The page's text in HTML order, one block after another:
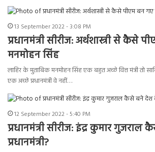
13 September 2022 - 3:08 PM
प्रधानमंत्री सीरीज: अर्थशास्त्री से कैसे
मनमोहन सिंह
लाहिर के मुताबिक मनमोहन सिंह एक बहुत अच्छे वित्त मंत्री तो
एक अच्छे प्रधानमंत्री वे नहीं…
12 September 2022 - 5:40 PM
प्रधानमंत्री सीरीज: इंद्र कुमार
प्रधानमंत्री?